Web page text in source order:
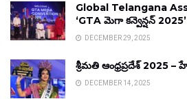
Global Telangana
‘GTA మెగా కన్వెన్షన్ 2025’
DECEMBER 29, 2025
శ్రీమతి ఆంధ్రప్రదేశ్ 2025
DECEMBER 14, 2025